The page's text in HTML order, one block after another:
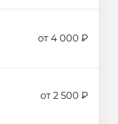
от 4 000 ₽
от 2 500 ₽